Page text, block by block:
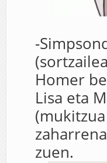
-
Homer
Lisa eta
zuen.